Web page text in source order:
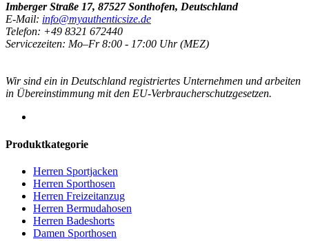
Imberger Straße 17, 87527 Sonthofen, Deutschland
E-Mail: info@myauthenticsize.de
Telefon: +49 8321 672440
Servicezeiten: Mo–Fr 8:00 - 17:00 Uhr (MEZ)
Wir sind ein in Deutschland registriertes Unternehmen und arbeiten
in Übereinstimmung mit den EU-Verbraucherschutzgesetzen.
Produktkategorie
Herren Sportjacken
Herren Sporthosen
Herren Freizeitanzug
Herren Bermudahosen
Herren Badeshorts
Damen Sporthosen